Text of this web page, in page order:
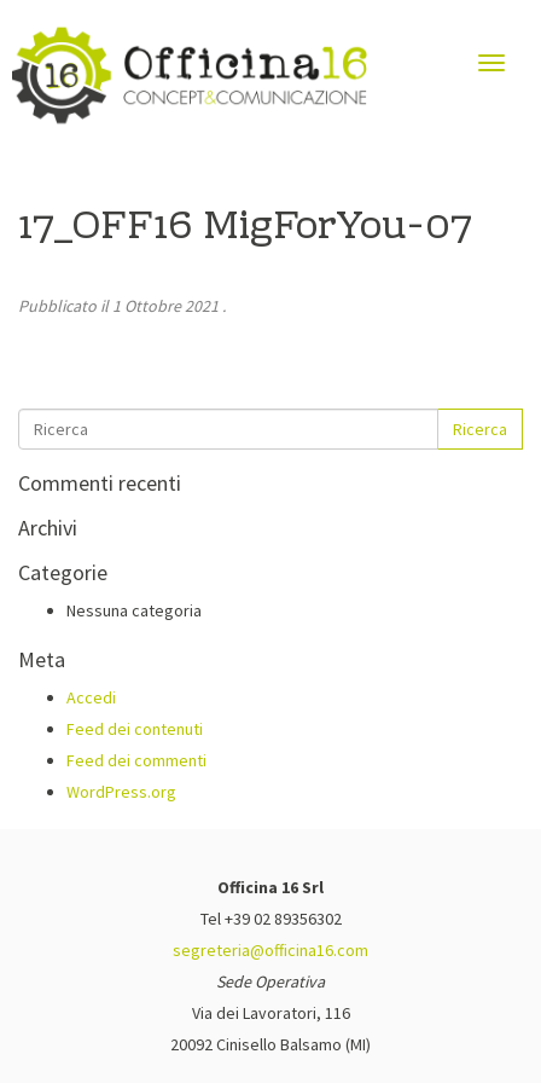
17_OFF16 MigForYou-07
Pubblicato il1 Ottobre 2021 .
Ricerca
Commenti recenti
Archivi
Categorie
Nessuna categoria
Meta
Accedi
Feed dei contenuti
Feed dei commenti
WordPress.org
Officina 16 Srl
Tel +39 02 89356302
segreteria@officina16.com
Sede Operativa
Via dei Lavoratori, 116
20092 Cinisello Balsamo (MI)